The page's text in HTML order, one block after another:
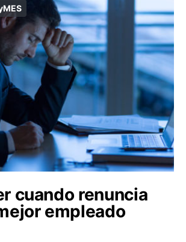
cuando renuncia
empleado